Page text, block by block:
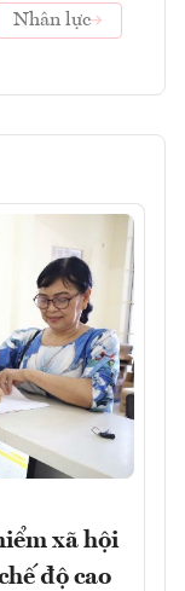
Nhân lực
xã hội
độ cao